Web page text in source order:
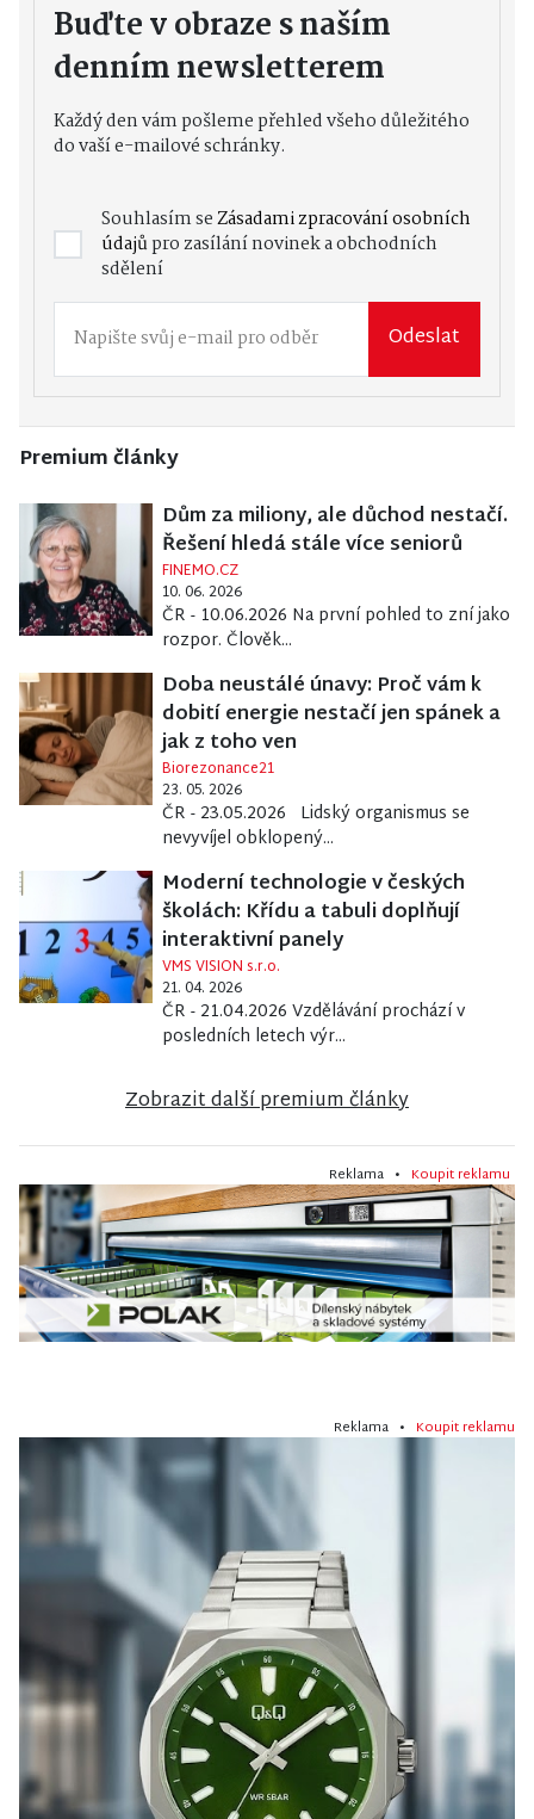
Buďte v obraze s naším
denním newsletterem
Každý den vám pošleme přehled všeho důležitého
do vaší e-mailové schránky.
Souhlasím seZásadami zpracování osobních
údajůpro zasílání novinek a obchodních
sdělení
Odeslat
Premium články
Dům za miliony, ale důchod nestačí.
Řešení hledá stále více seniorů
FINEMO.CZ
10. 06. 2026
ČR - 10.06.2026 Na první pohled to zní jako
rozpor. Člověk...
Doba neustálé únavy: Proč vám k
dobití energie nestačí jen spánek a
jak z toho ven
Biorezonance21
23. 05. 2026
ČR - 23.05.2026 Lidský organismus se
nevyvíjel obklopený...
Moderní technologie v českých
školách: Křídu a tabuli doplňují
interaktivní panely
VMS VISION s.r.o.
21. 04. 2026
ČR - 21.04.2026 Vzdělávání prochází v
posledních letech výr...
Zobrazit další premium články
Reklama • Koupit reklamu
Reklama • Koupit reklamu